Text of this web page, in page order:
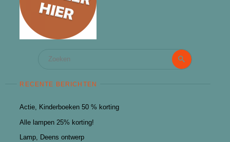
Zoeken
RECENTE BERICHTEN
Actie, Kinderboeken 50 % korting
Alle lampen 25% korting!
Lamp, Deens ontwerp